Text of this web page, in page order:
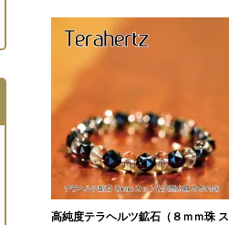
高純度テラヘルツ鉱石（８ｍｍ珠 ス